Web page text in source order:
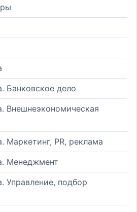
Банковское дело
Внешнеэкономическая
Маркетинг, PR, реклама
Менеджмент
Управление, подбор